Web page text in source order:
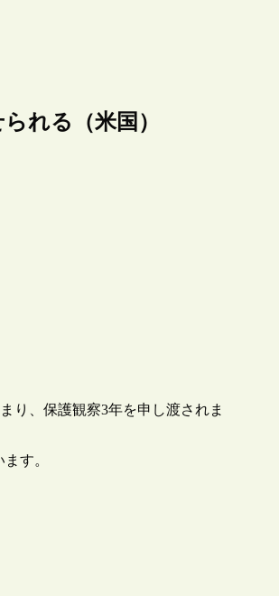
れる（米国）
り、保護観察3年を申し渡されま
す。